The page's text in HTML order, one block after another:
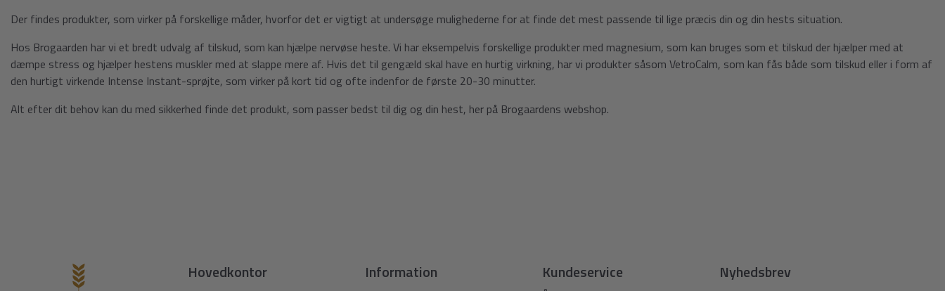
Der findes produkter, som virker på forskellige måder, hvorfor det er vigtigt at undersøge mulighederne for at finde det mest passende til lige præcis din og din hests situation.
Hos Brogaarden har vi et bredt udvalg af tilskud, som kan hjælpe nervøse heste. Vi har eksempelvis forskellige produkter med magnesium, som kan bruges som et tilskud der hjælper med at
dæmpe stress og hjælper hestens muskler med at slappe mere af. Hvis det til gengæld skal have en hurtig virkning, har vi produkter såsom VetroCalm, som kan fås både som tilskud eller i form af
den hurtigt virkende Intense Instant-sprøjte, som virker på kort tid og ofte indenfor de første 20-30 minutter.
Alt efter dit behov kan du med sikkerhed finde det produkt, som passer bedst til dig og din hest, her på Brogaardens webshop.
Hovedkontor Information Kundeservice Nyhedsbrev